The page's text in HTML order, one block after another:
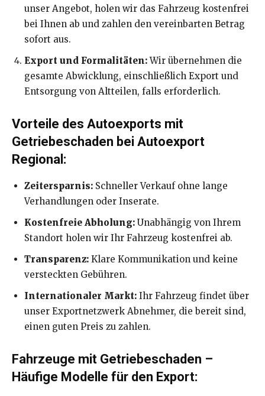
unser Angebot, holen wir das Fahrzeug kostenfrei
bei Ihnen ab und zahlen den vereinbarten Betrag
sofort aus.
Export und Formalitäten:Wir übernehmen die
gesamte Abwicklung, einschließlich Export und
Entsorgung von Altteilen, falls erforderlich.
Vorteile des Autoexports mit
Getriebeschaden bei Autoexport
Regional:
Zeitersparnis: Schneller Verkauf ohne lange
Verhandlungen oder Inserate.
Kostenfreie Abholung: Unabhängig von Ihrem
Standort holen wir Ihr Fahrzeug kostenfrei ab.
Transparenz: Klare Kommunikation und keine
versteckten Gebühren.
Internationaler Markt: Ihr Fahrzeug findet über
unser Exportnetzwerk Abnehmer, die bereit sind,
einen guten Preis zu zahlen.
Fahrzeuge mit Getriebeschaden –
Häufige Modelle für den Export: